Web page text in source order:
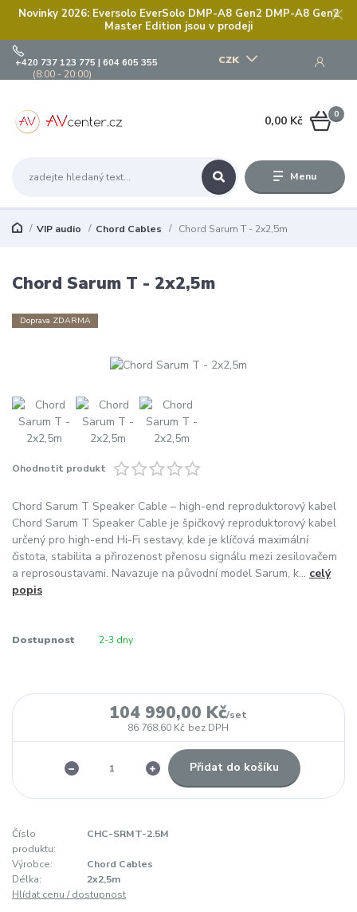
Novinky 2026: Eversolo EverSolo DMP-A8 Gen2 DMP-A8 Gen2
Master Edition jsou v prodeji
Menu
CZK
+420 737 123 775 | 604 605 355
(8:00 - 20:00)
0
0,00 Kč
VIP audio Chord Cables Chord Sarum T - 2x2,5m
Chord Sarum T - 2x2,5m
Doprava ZDARMA
Ohodnotit produkt
Chord Sarum T Speaker Cable – high-end reproduktorový kabel
Chord Sarum T Speaker Cable je špičkový reproduktorový kabel
určený pro high-end Hi-Fi sestavy, kde je klíčová maximální
čistota, stabilita a přirozenost přenosu signálu mezi zesilovačem
a reprosoustavami. Navazuje na původní model Sarum, k... celý
popis
Dostupnost 2-3 dny
104 990,00 Kč/set
86 768,60 Kč bez DPH
Přidat do košíku
Číslo
produktu:
CHC-SRMT-2.5M
Výrobce:
Chord Cables
Délka:
2x2,5m
Hlídat cenu / dostupnost